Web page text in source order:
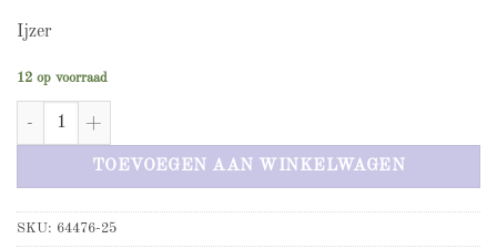
Ijzer
12 op voorraad
Metalen haak grijs aantal
TOEVOEGEN AAN WINKELWAGEN
SKU: 64476-25